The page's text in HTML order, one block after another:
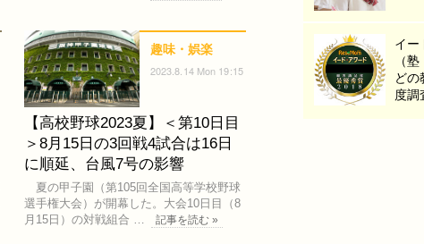
趣味・娯楽
2023.8.14 Mon 19:15
【高校野球2023夏】＜第10日目
＞8月15日の3回戦4試合は16日
に順延、台風7号の影響
夏の甲子園（第105回全国高等学校野球
選手権大会）が開幕した。大会10日目（8
月15日）の対戦組合 …
記事を読む »
イー
（
どの
度調